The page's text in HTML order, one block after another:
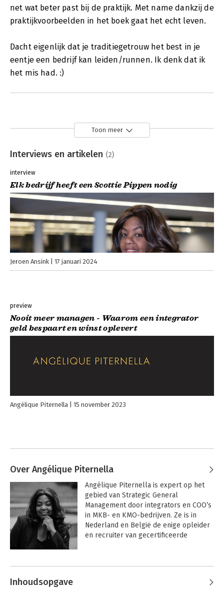
net wat beter past bij de praktijk. Met name dankzij de
praktijkvoorbeelden in het boek gaat het echt leven.
Dacht eigenlijk dat je traditiegetrouw het best in je
eentje een bedrijf kan leiden/runnen. Ik denk dat ik
het mis had. :)
Toon meer
Interviews en artikelen (2)
interview
Elk bedrijf heeft een Scottie Pippen nodig
Jeroen Ansink 17 januari 2024
preview
Nooit meer managen - Waarom een integrator
geld bespaart en winst oplevert
Angélique Piternella 15 november 2023
Over Angélique Piternella
Angélique Piternella is expert op het
gebied van Strategic General
Management door integrators en COO’s
in MKB- en KMO-bedrijven. Ze is in
Nederland en België de enige opleider
en recruiter van gecertificeerde
Inhoudsopgave